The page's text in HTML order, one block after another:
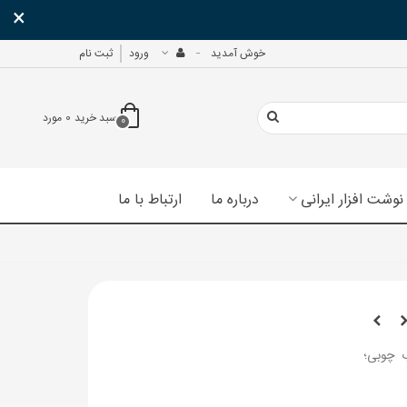
×
خوش آمدید ورود ثبت نام
0سبد خرید 0 مورد
نوشت افزار ایرانی درباره ما ارتباط با ما
و قاب چوبی؛